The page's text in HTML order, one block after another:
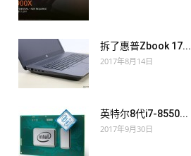
拆了惠普Zbook 17...
2017年8月14日
英特尔8代i7-8550...
2017年9月30日